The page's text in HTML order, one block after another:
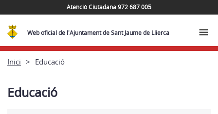
Atenció Ciutadana 972 687 005
Web oficial de l'Ajuntament de Sant Jaume de Llierca
Inici Educació
Educació